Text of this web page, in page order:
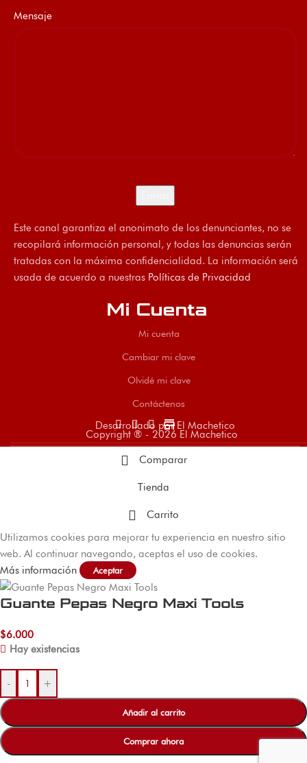
Mensaje
Este canal garantiza el anonimato de los denunciantes, no se
recopilará información personal, y todas las denuncias serán
tratadas con la máxima confidencialidad. La información será
usada de acuerdo a nuestras Políticas de Privacidad
Mi Cuenta
Mi cuenta
Cambiar mi clave
Olvidé mi clave
Contáctenos
store
Desarrollado por El Machetico
Copyright ® - 2026 El Machetico
Comparar
Tienda
Carrito
Utilizamos cookies para mejorar tu experiencia en nuestro sitio
web. Al continuar navegando, aceptas el uso de cookies.
Más información
Aceptar
Guante Pepas Negro Maxi Tools
$6.000
Hay existencias
- +
Añadir al carrito
Comprar ahora